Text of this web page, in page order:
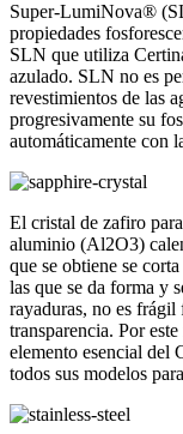
Super-LumiNova®
propiedades
SLN que utiliza
azulado. SLN no es
revestimientos de las
progresivamente su
automáticamente con
El cristal de zafiro
aluminio (Al2O3)
que se obtiene se
las que se da forma y
rayaduras, no es frágil
transparencia. Por
elemento esencial del
todos sus modelos